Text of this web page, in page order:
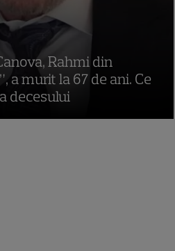
Rahmi din
a murit la 67 de ani. Ce
decesului